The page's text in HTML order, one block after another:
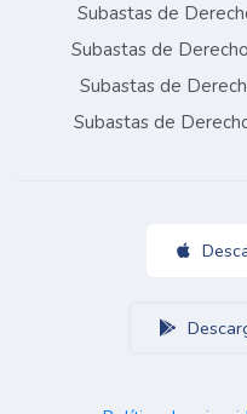
Subastas de
Subastas de
Subastas de
Subastas de